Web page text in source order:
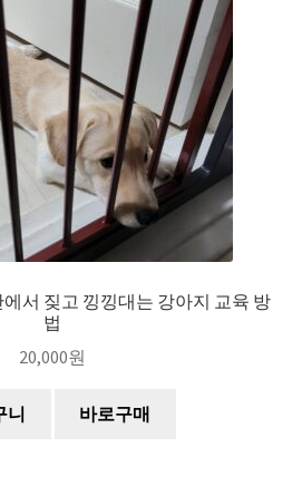
서 짖고 낑낑대는 강아지 교육 방
법
20,000원
니 바로구매